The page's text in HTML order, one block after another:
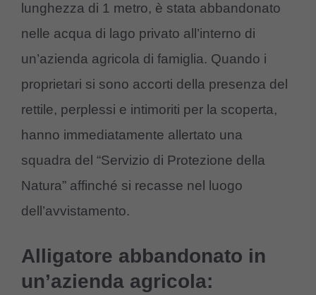
lunghezza di 1 metro, è stata abbandonato
nelle acqua di lago privato all’interno di
un’azienda agricola di famiglia. Quando i
proprietari si sono accorti della presenza del
rettile, perplessi e intimoriti per la scoperta,
hanno immediatamente allertato una
squadra del “Servizio di Protezione della
Natura” affinché si recasse nel luogo
dell’avvistamento.
Alligatore abbandonato in
un’azienda agricola: